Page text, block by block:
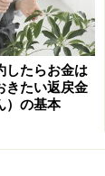
ければいけ
とは節約の
らう」とい
どで運用す
い安全・確
したらお金は
きたい返戻金
）の基本